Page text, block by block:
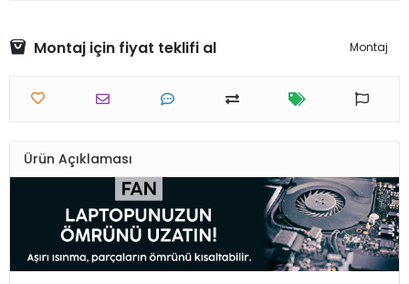
Montaj için fiyat teklifi al Montaj
Ürün Açıklaması